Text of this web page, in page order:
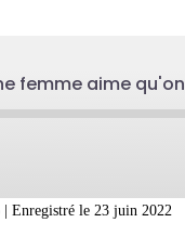
femme aime
|Enregistré le 23 juin 2022